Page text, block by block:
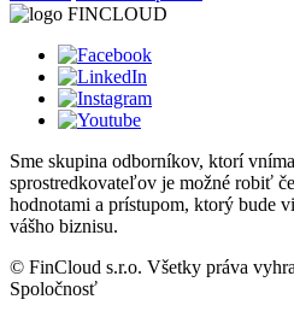
Sme skupina odborníkov, ktorí
sprostredkovateľov je možné robiť
hodnotami a prístupom, ktorý bude
vášho biznisu.
© FinCloud s.r.o. Všetky práva
Spoločnosť